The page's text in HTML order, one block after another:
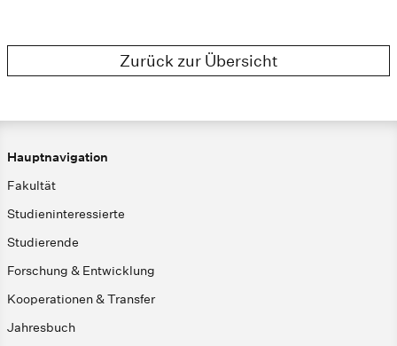
Zurück zur Übersicht
Hauptnavigation
Fakultät
Studieninteressierte
Studierende
Forschung & Entwicklung
Kooperationen & Transfer
Jahresbuch